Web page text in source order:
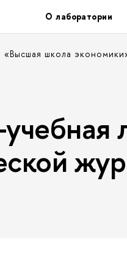
О лаборатории
«Высшая школа